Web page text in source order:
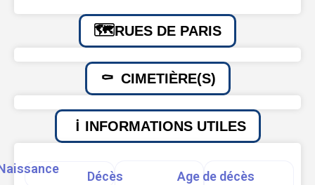
RUES DE PARIS
CIMETIÈRE(S)
INFORMATIONS UTILES
Décès Age de décès